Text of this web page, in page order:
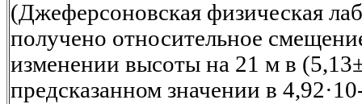
(Джеферсоновская физическая
получено относительное
изменении высоты на 21 м в
предсказанном значении в